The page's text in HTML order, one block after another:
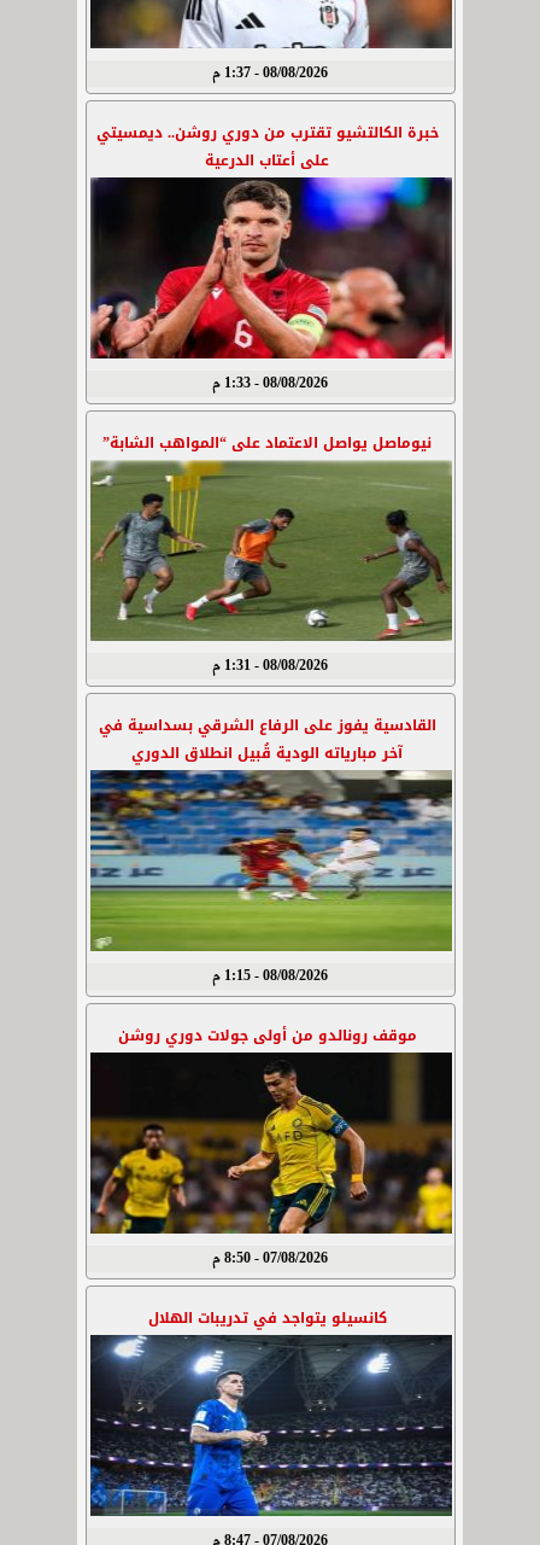
08/08/2026 - 1:37 م
خبرة الكالتشيو تقترب من دوري روشن.. ديمسيتي
على أعتاب الدرعية
08/08/2026 - 1:33 م
نيوماصل يواصل الاعتماد على “المواهب الشابة”
08/08/2026 - 1:31 م
القادسية يفوز على الرفاع الشرقي بسداسية في
آخر مبارياته الودية قُبيل انطلاق الدوري
08/08/2026 - 1:15 م
موقف رونالدو من أولى جولات دوري روشن
07/08/2026 - 8:50 م
كانسيلو يتواجد في تدريبات الهلال